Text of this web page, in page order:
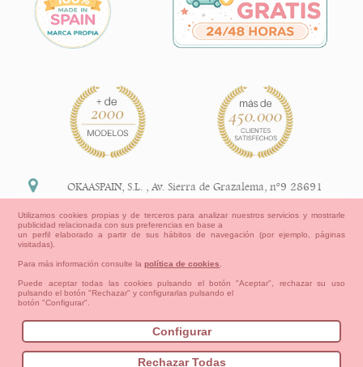
Información Legal
política de devoluciones y reembolsos
Aviso Legal Aviso Cookies
Cómo crear tu cuenta OKAA.
Mapa del sitio
OKAASPAIN, S.L. ,Av. Sierra de Grazalema, nº9 28691
+34 91 113 89 09
Utilizamos cookies propias y de terceros para analizar nuestros servicios y mostrarle
publicidad relacionada con sus preferencias en base a
un perfil elaborado a partir de sus hábitos de navegación (por ejemplo, páginas
visitadas).
Para más información consulte lapolítica de cookies
Puede aceptar todas las cookies pulsando el botón "Aceptar", rechazar su uso
pulsando el botón "Rechazar" y configurarlas pulsando el
botón "Configurar".
Configurar
Rechazar Todas